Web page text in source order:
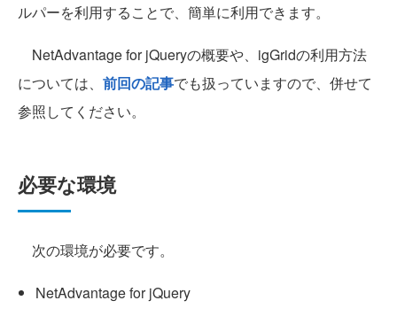
ルパーを利用することで、簡単に利用できます。
NetAdvantage for jQueryの概要や、igGridの利用方法
については、 前回の記事でも扱っていますので、併せて
参照してください。
必要な環境
次の環境が必要です。
NetAdvantage for jQuery